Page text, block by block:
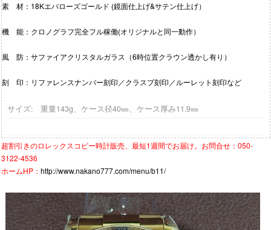
素 材：18Kエバローズゴールド (鏡面仕上げ&サテン仕上げ）
機 能：クロノグラフ完全フル稼働(オリジナルと同一動作）
風 防：サファイアクリスタルガラス（6時位置クラウン透かし有り）
刻 印：リファレンスナンバー刻印／クラスプ刻印／ルーレット刻印など
サイズ: 重量143g、ケース径40㎜、ケース厚み11.9㎜
超割引きのロレックスコピー時計販売、最短1週間でお届け。お問合せ：050-
3122-4536
ホームHP： http://www.nakano777.com/menu/b11/